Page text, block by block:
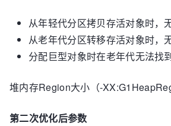
从年轻代分区拷贝存活对象时，
从老年代分区转移存活对象时，
分配巨型对象时在老年代无法找
堆内存Region大小（-
第二次优化后参数